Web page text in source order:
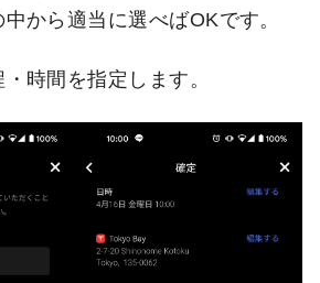
から適当に選べばOKです。
時間を指定します。